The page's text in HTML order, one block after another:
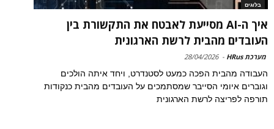
בלוגים
איך ה-AI מסייעת לאבטח את התקשורת בין
העובדים מהבית לרשת הארגונית
מערכת HRus -
28/04/2026
העבודה מהבית הפכה כמעט לסטנדרט, ויחד איתה הולכים
וגוברים איומי הסייבר שמסתמכים על העובדים מהבית כנקודות
תורפה לפריצה לרשת הארגונית